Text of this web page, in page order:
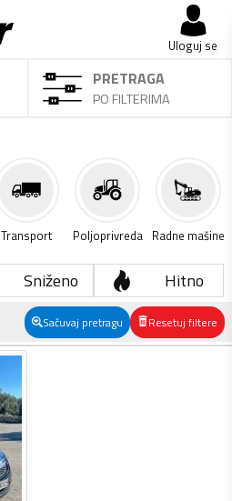
Uloguj se
PRETRAGA
PO FILTERIMA
Transport Poljoprivreda Radne mašine
Sniženo Hitno
Sačuvaj pretragu Resetuj filtere